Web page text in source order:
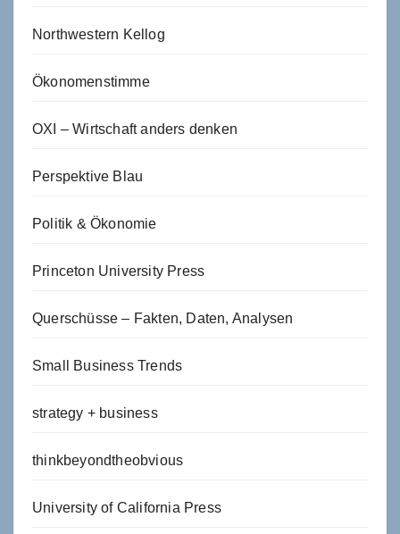
Northwestern Kellog
Ökonomenstimme
OXI – Wirtschaft anders denken
Perspektive Blau
Politik & Ökonomie
Princeton University Press
Querschüsse – Fakten, Daten, Analysen
Small Business Trends
strategy + business
thinkbeyondtheobvious
University of California Press